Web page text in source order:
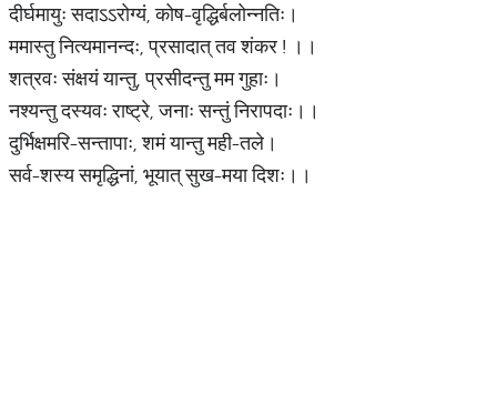
दीर्घमायुः सदाऽऽरोग्यं, कोष-वृद्धिर्बलोन्नतिः।
ममास्तु नित्यमानन्दः, प्रसादात् तव शंकर ! ।।
शत्रवः संक्षयं यान्तु, प्रसीदन्तु मम गुहाः।
नश्यन्तु दस्यवः राष्ट्रे, जनाः सन्तुं निरापदाः।।
दुर्भिक्षमरि-सन्तापाः, शमं यान्तु मही-तले।
सर्व-शस्य समृद्धिनां, भूयात् सुख-मया दिशः।।